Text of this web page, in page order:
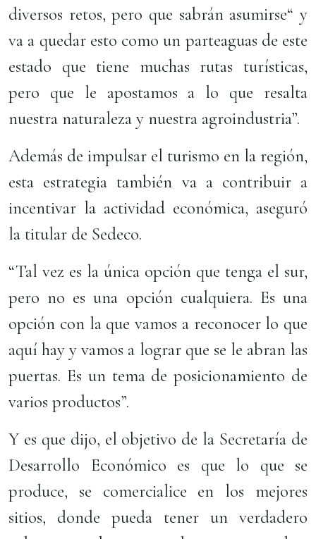
diversos retos, pero que sabrán asumirse“ y
va a quedar esto como un parteaguas de este
estado que tiene muchas rutas turísticas,
pero que le apostamos a lo que resalta
nuestra naturaleza y nuestra agroindustria”.
Además de impulsar el turismo en la región,
esta estrategia también va a contribuir a
incentivar la actividad económica, aseguró
la titular de Sedeco.
“Tal vez es la única opción que tenga el sur,
pero no es una opción cualquiera. Es una
opción con la que vamos a reconocer lo que
aquí hay y vamos a lograr que se le abran las
puertas. Es un tema de posicionamiento de
varios productos”.
Y es que dijo, el objetivo de la Secretaría de
Desarrollo Económico es que lo que se
produce, se comercialice en los mejores
sitios, donde pueda tener un verdadero